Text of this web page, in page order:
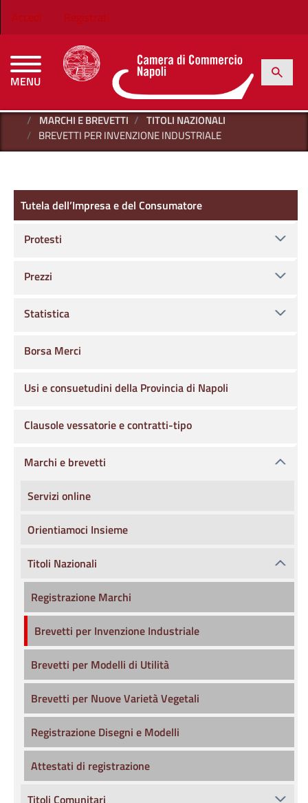
Menu profilo utente
Accedi Registrati
MENU
CAMERE DI COMMERCIO D'ITALIA
Cerca
h
MARCHI E BREVETTI
TITOLI NAZIONALI
BREVETTI PER INVENZIONE INDUSTRIALE
Tutela dell’Impresa e del Consumatore
Tutela dell’Impresa e del Consumatore
Protesti
Prezzi
Statistica
Borsa Merci
Usi e consuetudini della Provincia di Napoli
Clausole vessatorie e contratti-tipo
Marchi e brevetti
Servizi online
Orientiamoci Insieme
Titoli Nazionali
Registrazione Marchi
Brevetti per Invenzione Industriale
Brevetti per Modelli di Utilità
Brevetti per Nuove Varietà Vegetali
Registrazione Disegni e Modelli
Attestati di registrazione
Titoli Comunitari